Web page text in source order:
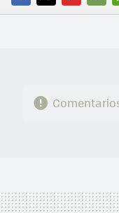
FACEBOOK
TWITTERFLIPBOARD
E-